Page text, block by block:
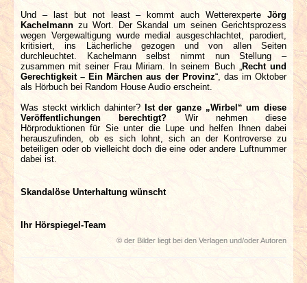
Und – last but not least – kommt auch Wetterexperte Jörg
Kachelmann zu Wort. Der Skandal um seinen Gerichtsprozess
wegen Vergewaltigung wurde medial ausgeschlachtet, parodiert,
kritisiert, ins Lächerliche gezogen und von allen Seiten
durchleuchtet. Kachelmann selbst nimmt nun Stellung –
zusammen mit seiner Frau Miriam. In seinem Buch „
Recht und
Gerechtigkeit – Ein Märchen aus der Provinz“, das im Oktober
als Hörbuch bei Random House Audio erscheint.
Was steckt wirklich dahinter?
Ist der ganze „Wirbel“ um diese
Veröffentlichungen berechtigt? Wir nehmen diese
Hörproduktionen für Sie unter die Lupe und helfen Ihnen dabei
herauszufinden, ob es sich lohnt, sich an der Kontroverse zu
beteiligen oder ob vielleicht doch die eine oder andere Luftnummer
dabei ist.
Skandalöse Unterhaltung wünscht
Ihr Hörspiegel-Team
© der Bilder liegt bei den Verlagen und/oder Autoren